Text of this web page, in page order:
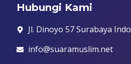
Hubungi Kami
Jl. Dinoyo 57 Surabaya
info@suaramuslim.net